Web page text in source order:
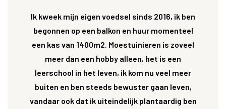
Ik kweek mijn eigen voedsel sinds 2016, ik ben
begonnen op een balkon en huur momenteel
een kas van 1400m2. Moestuinieren is zoveel
meer dan een hobby alleen, het is een
leerschool in het leven, ik kom nu veel meer
buiten en ben steeds bewuster gaan leven,
vandaar ook dat ik uiteindelijk plantaardig ben